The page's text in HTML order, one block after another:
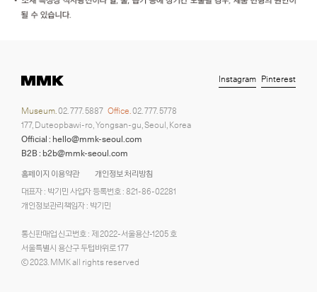
홈페이지 이용약관
개인정보 처리방침
대표자 : 박기민 사업자 등록번호 : 821-86-02281
개인정보관리책임자 : 박기민
통신판매업 신고번호 : 제 2022-서울용산-1205 호
서울특별시 용산구 두텁바위로 177
ⓒ 2023. MMK all rights reserved
Museum.02. 777. 5887 Office.02. 777. 5778
177, Duteopbawi-ro, Yongsan-gu, Seoul, Korea
Official : hello@mmk-seoul.com
B2B : b2b@mmk-seoul.com
Instagram Pinterest